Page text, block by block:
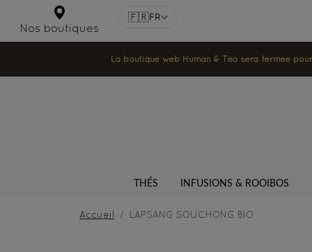
Nos boutiques
🇫🇷FR
La boutique web Human & Tea sera fermée
THÉS INFUSIONS & ROOIBOS
Accueil LAPSANG SOUCHONG BIO